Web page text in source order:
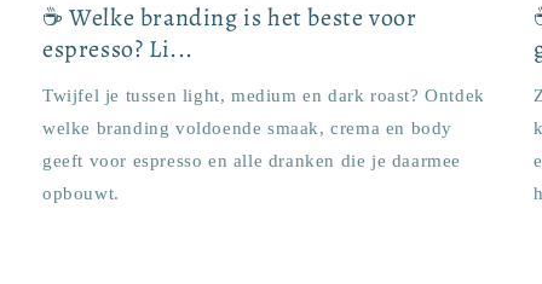
☕ Welke branding is het beste voor
espresso? Li...
Twijfel je tussen light, medium en dark roast? Ontdek
welke branding voldoende smaak, crema en body
geeft voor espresso en alle dranken die je daarmee
opbouwt.